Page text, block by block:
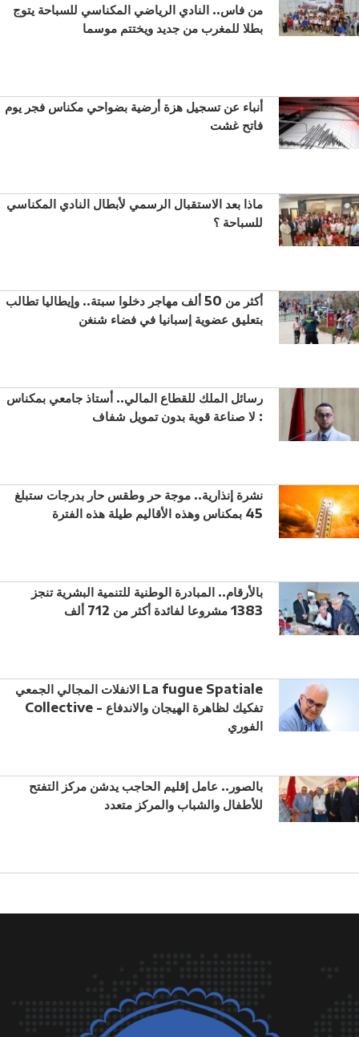
من فاس.. النادي الرياضي المكناسي للسباحة يتوج
بطلا للمغرب من جديد ويختتم موسما
أنباء عن تسجيل هزة أرضية بضواحي مكناس فجر يوم
فاتح غشت
ماذا بعد الاستقبال الرسمي لأبطال النادي المكناسي
للسباحة ؟
أكثر من 50 ألف مهاجر دخلوا سبتة.. وإيطاليا تطالب
بتعليق عضوية إسبانيا في فضاء شنغن
رسائل الملك للقطاع المالي.. أستاذ جامعي بمكناس
: لا صناعة قوية بدون تمويل شفاف
نشرة إنذارية.. موجة حر وطقس حار بدرجات ستبلغ
45 بمكناس وهذه الأقاليم طيلة هذه الفترة
بالأرقام.. المبادرة الوطنية للتنمية البشرية تنجز
1383 مشروعا لفائدة أكثر من 712 ألف
الانفلات المجالي الجمعي La fugue Spatiale
Collective - تفكيك لظاهرة الهيجان والاندفاع
الفوري
بالصور.. عامل إقليم الحاجب يدشن مركز التفتح
للأطفال والشباب والمركز متعدد